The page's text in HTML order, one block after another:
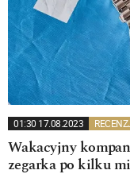
01:30 17.08.2023
Wakacyjny
zegarka po kilku